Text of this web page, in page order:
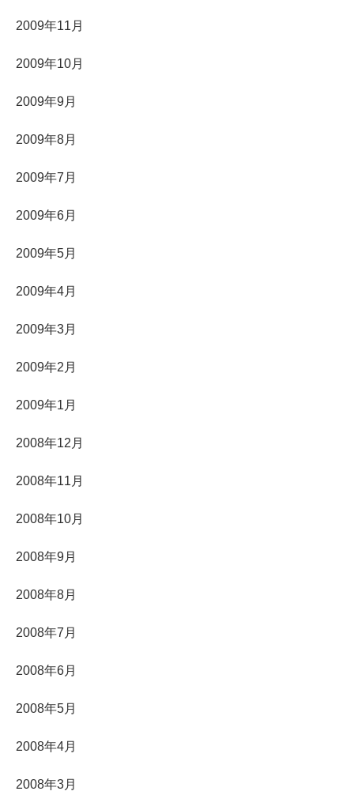
2009年11月
2009年10月
2009年9月
2009年8月
2009年7月
2009年6月
2009年5月
2009年4月
2009年3月
2009年2月
2009年1月
2008年12月
2008年11月
2008年10月
2008年9月
2008年8月
2008年7月
2008年6月
2008年5月
2008年4月
2008年3月